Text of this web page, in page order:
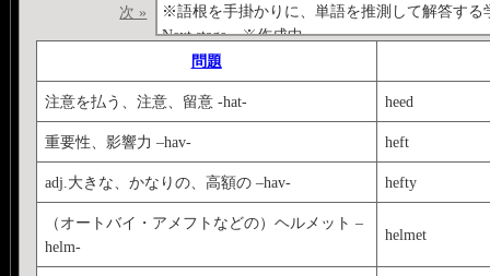
※語根を手掛かりに、単語を推測して解答する
Next stage→※作成中。
Previous stage→<
次 »
問題
注意を払う、注意、留意 -hat- heed
重要性、影響力 –hav- heft
adj.大きな、かなりの、高額の –hav- hefty
（オートバイ・アメフトなどの）ヘルメット –
helm-
helmet